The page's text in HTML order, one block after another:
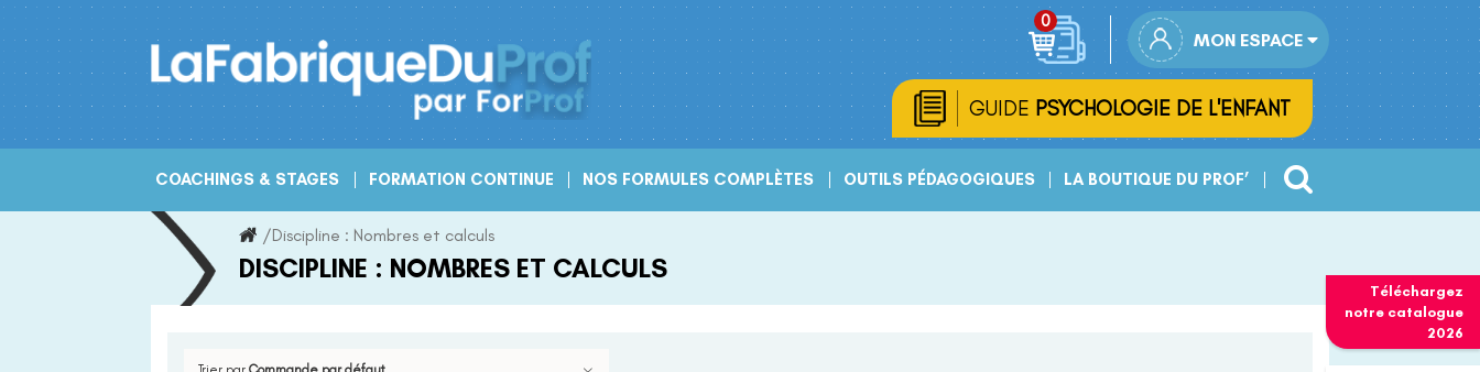
Téléchargez
notre catalogue
2026
Skip
to
MON ESPACE
GUIDE PSYCHOLOGIE DE L'ENFANT
COACHINGS & STAGES FORMATION CONTINUE NOS FORMULES COMPLÈTES OUTILS PÉDAGOGIQUES LA BOUTIQUE DU PROF’
/Discipline : Nombres et calculs
DISCIPLINE : NOMBRES ET CALCULS